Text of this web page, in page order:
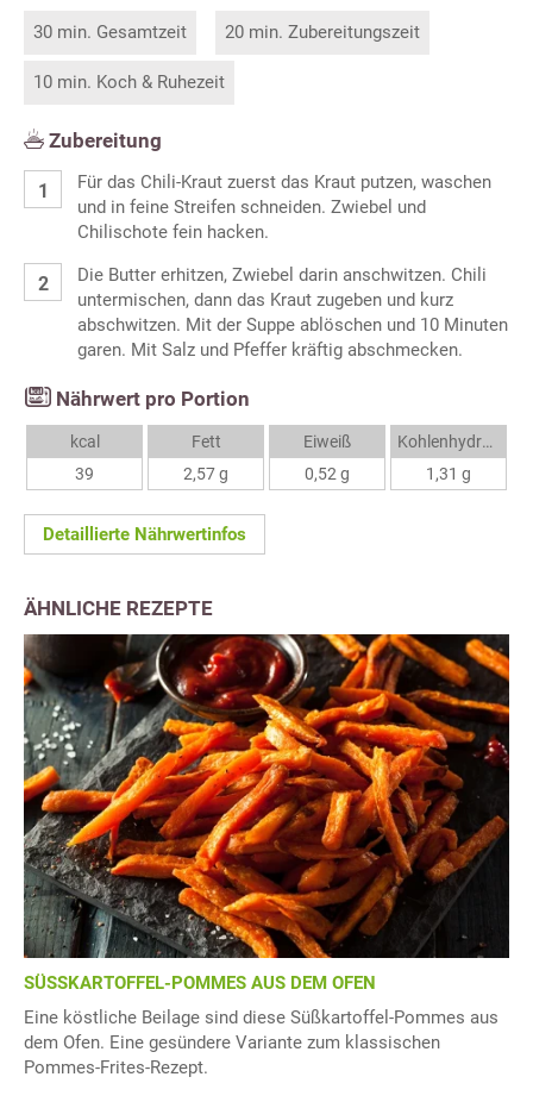
30 min. Gesamtzeit 20 min. Zubereitungszeit
10 min. Koch & Ruhezeit
Zubereitung
Für das Chili-Kraut zuerst das Kraut putzen, waschen
und in feine Streifen schneiden. Zwiebel und
Chilischote fein hacken.
Die Butter erhitzen, Zwiebel darin anschwitzen. Chili
untermischen, dann das Kraut zugeben und kurz
abschwitzen. Mit der Suppe ablöschen und 10 Minuten
garen. Mit Salz und Pfeffer kräftig abschmecken.
Nährwert pro Portion
kcal
39
Fett
2,57 g
Eiweiß
0,52 g
Kohlenhydrate
1,31 g
Detaillierte Nährwertinfos
ÄHNLICHE REZEPTE
SÜSSKARTOFFEL-POMMES AUS DEM OFEN
Eine köstliche Beilage sind diese Süßkartoffel-Pommes aus
dem Ofen. Eine gesündere Variante zum klassischen
Pommes-Frites-Rezept.